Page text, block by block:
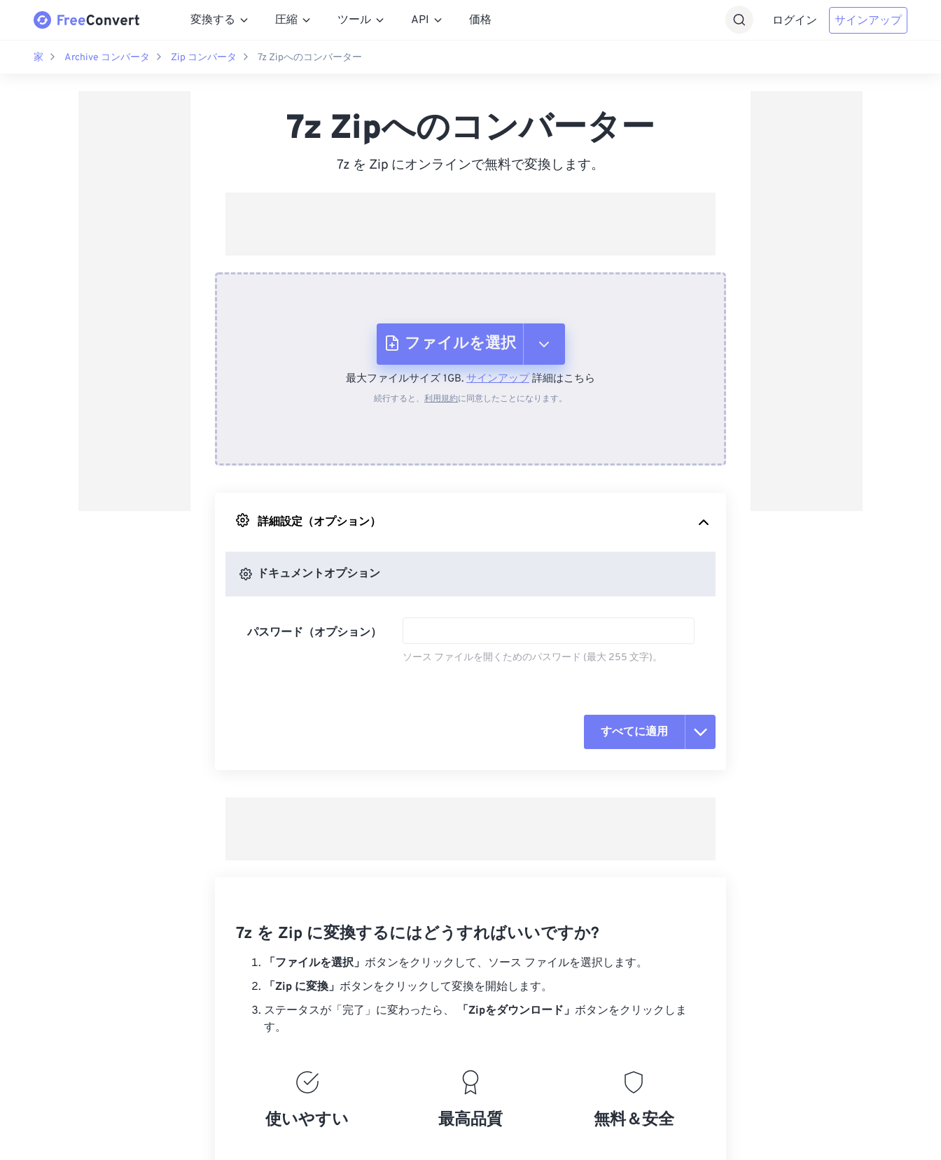
変換する 圧縮 ツール API 価格 ログイン サインアップ
家 Archive コンバータ Zip コンバータ 7z Zipへのコンバーター
7z Zipへのコンバーター
7z を Zip にオンラインで無料で変換します。
ファイルを選択
デバイスから
最大ファイルサイズ 1GB. サインアップ詳細はこちら
続行すると、 利用規約に同意したことになります。
詳細設定（オプション）
ドキュメントオプション
パスワード（オプション）
ソース ファイルを開くためのパスワード (最大 255 文字)。
すべてに適用
7z を Zip に変換するにはどうすればいいですか?
「ファイルを選択」 ボタンをクリックして、ソース ファイルを選択します。
「Zip に変換」 ボタンをクリックして変換を開始します。
ステータスが「完了」に変わったら、
「Zipをダウンロード」 ボタンをクリックしま
す。
使いやすい 最高品質 無料＆安全